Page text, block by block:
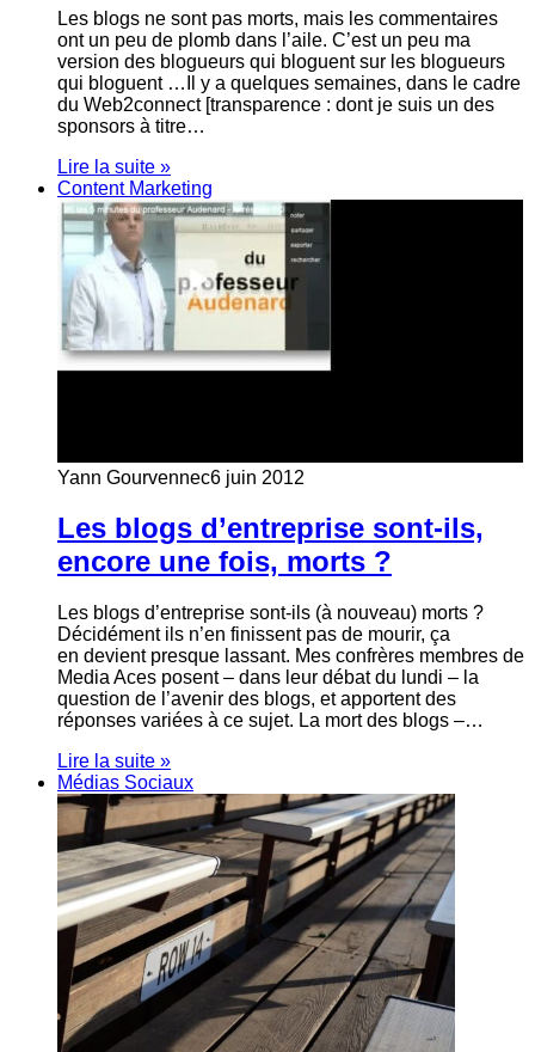
Les blogs ne sont pas morts, mais les commentaires
ont un peu de plomb dans l’aile. C’est un peu ma
version des blogueurs qui bloguent sur les blogueurs
qui bloguent …Il y a quelques semaines, dans le cadre
du Web2connect [transparence : dont je suis un des
sponsors à titre…
Lire la suite »
Content Marketing
Yann Gourvennec6 juin 2012
Les blogs d’entreprise sont-ils,
encore une fois, morts ?
Les blogs d’entreprise sont-ils (à nouveau) morts ?
Décidément ils n’en finissent pas de mourir, ça
en devient presque lassant. Mes confrères membres de
Media Aces posent – dans leur débat du lundi – la
question de l’avenir des blogs, et apportent des
réponses variées à ce sujet. La mort des blogs –…
Lire la suite »
Médias Sociaux